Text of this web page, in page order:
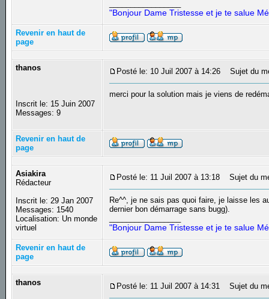
"Bonjour Dame Tristesse et je te salue
Revenir en haut de
page
thanos
Inscrit le: 15 Juin 2007
Messages: 9
Posté le: 10 Juil 2007 à 14:26 Sujet du
merci pour la solution mais je viens de
Revenir en haut de
page
Asiakira
Rédacteur
Inscrit le: 29 Jan 2007
Messages: 1540
Localisation: Un monde
virtuel
Posté le: 11 Juil 2007 à 13:18 Sujet du
Re^^, je ne sais pas quoi faire, je laisse les
dernier bon démarrage sans bugg).
"Bonjour Dame Tristesse et je te salue
Revenir en haut de
page
thanos Posté le: 11 Juil 2007 à 14:31 Sujet du